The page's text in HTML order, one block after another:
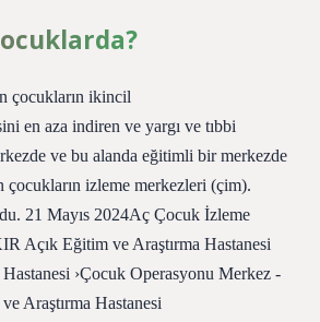
çocukların ikincil
en aza indiren ve yargı ve tıbbi
ve bu alanda eğitimli bir merkezde
çocukların izleme merkezleri (çim).
21 Mayıs 2024Aç Çocuk İzleme
Açık Eğitim ve Araştırma Hastanesi
›Çocuk Operasyonu Merkez -
Araştırma Hastanesi